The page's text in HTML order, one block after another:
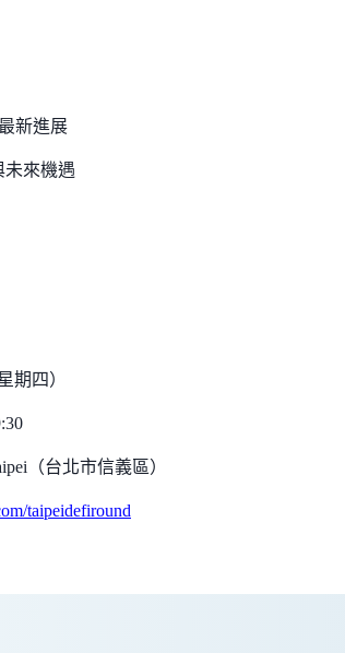
新進展
未來機遇
期四）
（台北市信義區）
taipeidefiround